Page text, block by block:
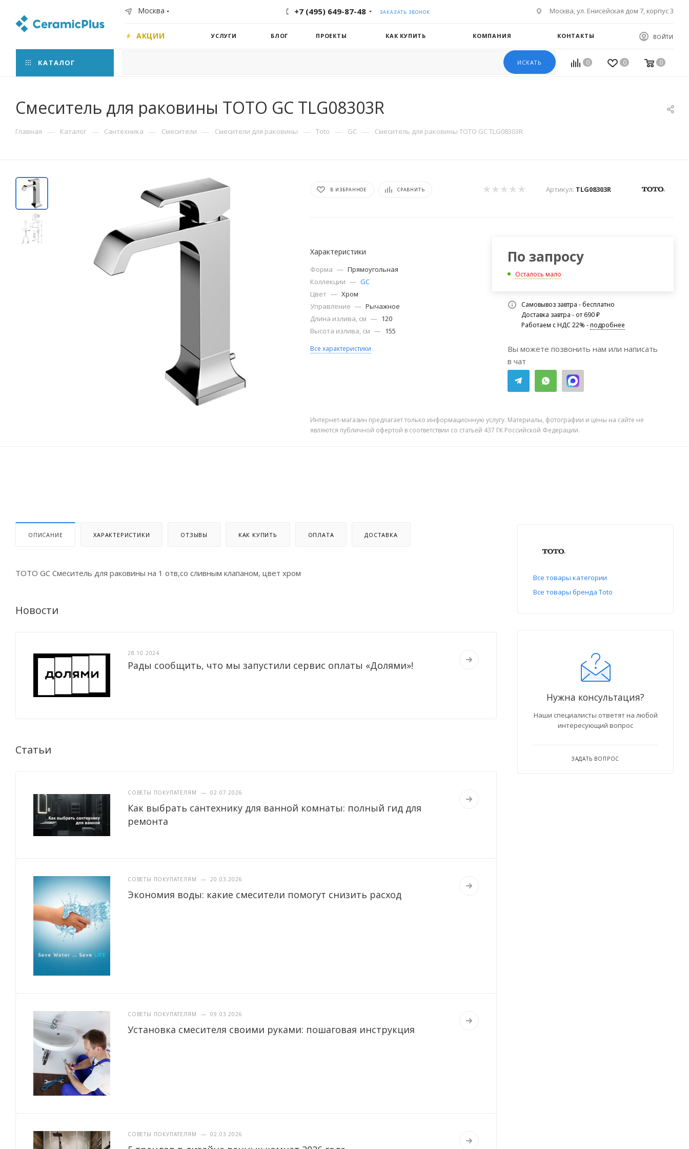
Москва +7 (495) 649-87-48 ЗАКАЗАТЬ ЗВОНОК Москва, ул. Енисейская дом 7, корпус 3
АКЦИИ УСЛУГИ БЛОГ ПРОЕКТЫ КАК КУПИТЬ КОМПАНИЯ КОНТАКТЫ ВОЙТИ
КАТАЛОГ ИСКАТЬ 0 0 0
Смеситель для раковины TOTO GC TLG08303R
Главная — Каталог — Сантехника — Смесители — Смесители для раковины — Toto — GC — Смеситель для раковины TOTO GC TLG08303R
В ИЗБРАННОЕ СРАВНИТЬ Артикул: TLG08303R
Характеристики
Форма — Прямоугольная
Коллекции — GC
Цвет — Хром
Управление — Рычажное
Длина излива, см — 120
Высота излива, см — 155
Все характеристики
По запросу
Осталось мало
Самовывоз завтра - бесплатно
Доставка завтра - от 690 ₽
Работаем с НДС 22% -подробнее
Вы можете позвонить нам или написать
в чат
Интернет-магазин предлагает только информационную услугу. Материалы, фотографии и цены на сайте не
являются публичной офертой в соответствии со статьей 437 ГК Российской Федерации.
ОПИСАНИЕ ХАРАКТЕРИСТИКИ ОТЗЫВЫ КАК КУПИТЬ ОПЛАТА ДОСТАВКА
TOTO GC Смеситель для раковины на 1 отв,со сливным клапаном, цвет хром
Новости
28.10.2024
Рады сообщить, что мы запустили сервис оплаты «Долями»!
Статьи
СОВЕТЫ ПОКУПАТЕЛЯМ — 02.07.2026
Как выбрать сантехнику для ванной комнаты: полный гид для
ремонта
СОВЕТЫ ПОКУПАТЕЛЯМ — 20.03.2026
Экономия воды: какие смесители помогут снизить расход
СОВЕТЫ ПОКУПАТЕЛЯМ — 09.03.2026
Установка смесителя своими руками: пошаговая инструкция
СОВЕТЫ ПОКУПАТЕЛЯМ — 02.03.2026
Все товары категории
Все товары бренда Toto
Нужна консультация?
Наши специалисты ответят на любой
интересующий вопрос
ЗАДАТЬ ВОПРОС